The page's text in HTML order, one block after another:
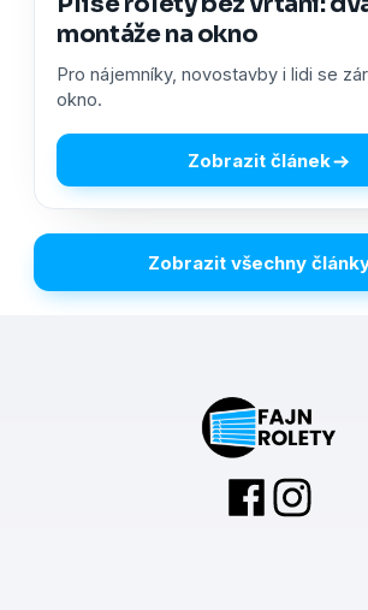
montáže na okno
Pro nájemníky, novostavby i lidi se
okno.
Zobrazit článek
Zobrazit všechny